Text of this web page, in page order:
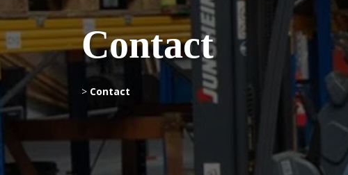
Contact
> Contact